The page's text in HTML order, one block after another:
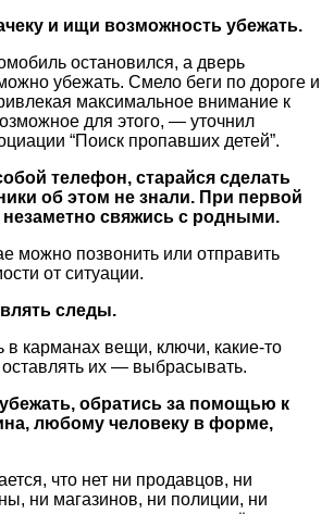
и ищи возможность убежать.
остановился, а дверь
убежать. Смело беги по дороге и
максимальное внимание к
для этого, — уточнил
“Поиск пропавших детей”.
телефон, старайся сделать
об этом не знали. При первой
свяжись с родными.
можно позвонить или отправить
от ситуации.
следы.
карманах вещи, ключи, какие-то
их — выбрасывать.
обратись за помощью к
любому человеку в форме,
что нет ни продавцов, ни
ни магазинов, ни полиции, ни